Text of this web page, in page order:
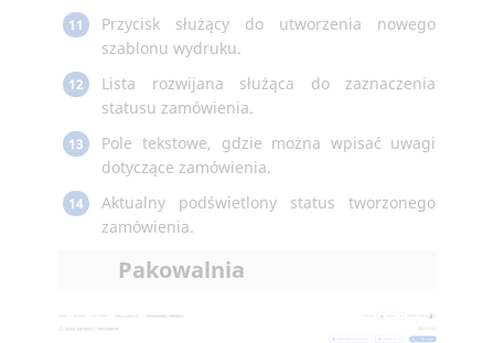
11
Przycisk służący do utworzenia nowego
szablonu wydruku.
12
Lista rozwijana służąca do zaznaczenia
statusu zamówienia.
13
Pole tekstowe, gdzie można wpisać uwagi
dotyczące zamówienia.
14
Aktualny podświetlony status tworzonego
zamówienia.
Pakowalnia